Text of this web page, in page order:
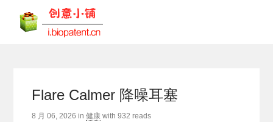
Flare Calmer 降噪耳塞
8 月 06, 2026 in健康 with932 reads